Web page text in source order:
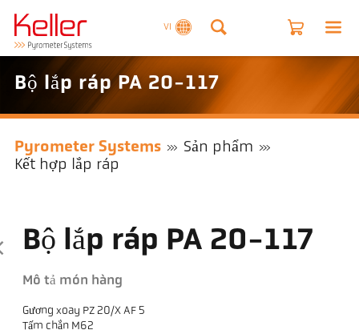
VI
Bộ lắp ráp PA 20-117
Pyrometer Systems
Sản phẩm
Kết hợp lắp ráp
Bộ lắp ráp PA 20-117
Mô tả món hàng
Gương xoay PZ 20/X AF 5
Tấm chắn M62